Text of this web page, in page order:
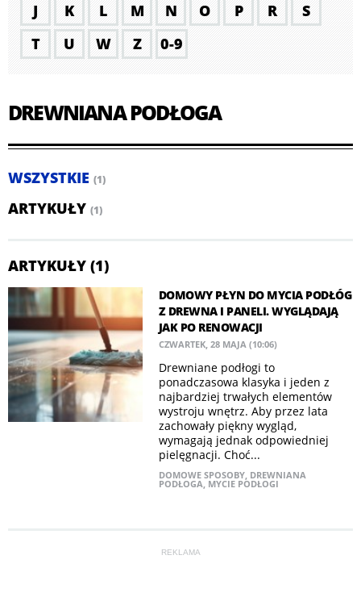
J
K L M N O P R
S
T
U W Z 0-9
DREWNIANA PODŁOGA
WSZYSTKIE (1)
ARTYKUŁY (1)
ARTYKUŁY (1)
DOMOWY PŁYN DO MYCIA PODŁÓG
Z DREWNA I PANELI. WYGLĄDAJĄ
JAK PO RENOWACJI
CZWARTEK, 28 MAJA (10:06)
Drewniane podłogi to
ponadczasowa klasyka i jeden z
najbardziej trwałych elementów
wystroju wnętrz. Aby przez lata
zachowały piękny wygląd,
wymagają jednak odpowiedniej
pielęgnacji. Choć...
DOMOWE SPOSOBY, DREWNIANA
PODŁOGA, MYCIE PODŁOGI
REKLAMA